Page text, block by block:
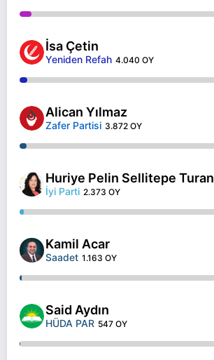
İsa Çetin
Yeniden Refah 4.040 OY
Alican Yılmaz
Zafer Partisi 3.872 OY
Huriye Pelin Sellitepe Turan
İyi Parti 2.373 OY
Kamil Acar
Saadet 1.163 OY
Said Aydın
HÜDA PAR 547 OY